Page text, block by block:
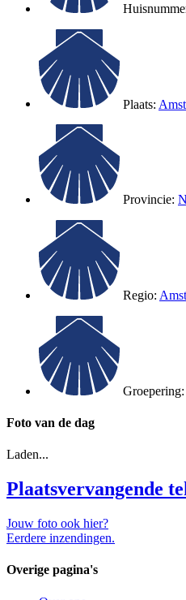
Plaats:
Provincie:
Regio:
Groepering:
Foto van de dag
Laden...
Plaatsvervangende
Jouw foto ook hier?
Eerdere inzendingen.
Overige pagina's